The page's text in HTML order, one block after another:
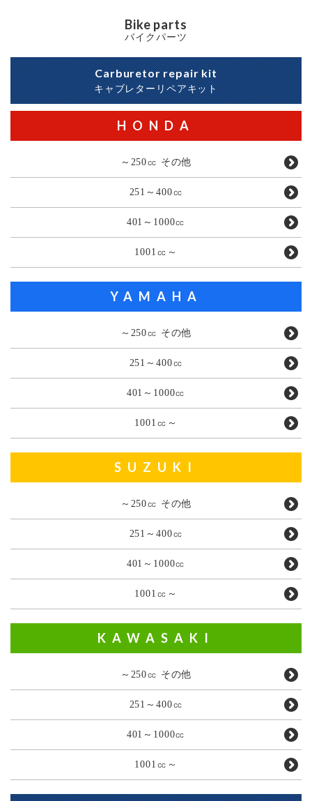
Bike parts
バイクパーツ
Carburetor repair kit
キャブレターリペアキット
HONDA
～250㏄ その他
251～400㏄
401～1000㏄
1001㏄～
YAMAHA
～250㏄ その他
251～400㏄
401～1000㏄
1001㏄～
SUZUKI
～250㏄ その他
251～400㏄
401～1000㏄
1001㏄～
KAWASAKI
～250㏄ その他
251～400㏄
401～1000㏄
1001㏄～